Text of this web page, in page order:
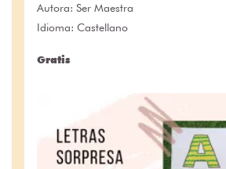
Autora: Ser Maestra
Idioma: Castellano
Gratis